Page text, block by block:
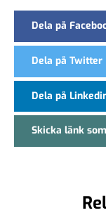
Dela på
Dela på Twitter
Dela på
Skicka länk